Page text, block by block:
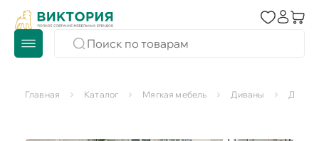
Главная Каталог Мягкая мебель Диваны